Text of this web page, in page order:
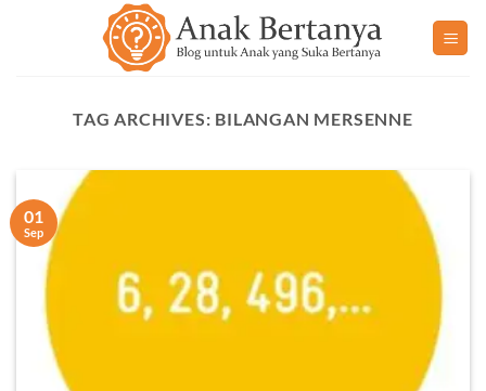
TAG ARCHIVES: BILANGAN MERSENNE
01
Sep